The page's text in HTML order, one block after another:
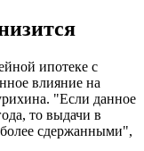
ипотеке с
влияние на
"Если данное
то выдачи в
более сдержанными",